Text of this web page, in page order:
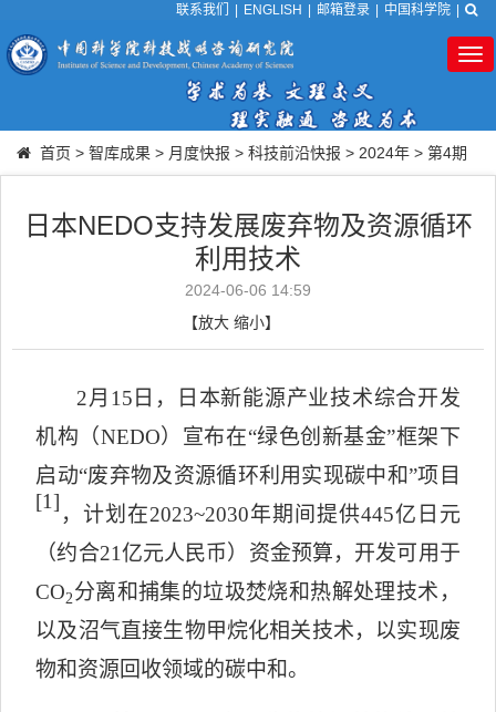
联系我们 ENGLISH 邮箱登录 中国科学院
首页 > 智库成果 > 月度快报 > 科技前沿快报 > 2024年 > 第4期
日本NEDO支持发展废弃物及资源循环
利用技术
2024-06-06 14:59
【放大 缩小】
2月 15 日，日本新能源产业技术综合开发
机构（NEDO）宣布在“绿色创新基金”框架下
启动“废弃物及资源循环利用实现碳中和”项目
[1]
，计划在2023~2030年期间提供445亿日元
（约合21亿元人民币）资金预算，开发可用于
CO2分离和捕集的垃圾焚烧和热解处理技术，
以及沼气直接生物甲烷化相关技术，以实现废
物和资源回收领域的碳中和。